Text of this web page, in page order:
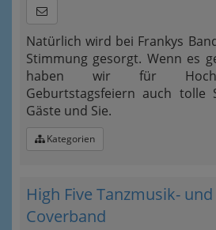
Natürlich wird bei Frankys
Stimmung gesorgt. Wenn es
haben wir für
Geburtstagsfeiern auch tolle
Gäste und Sie.
Kategorien
High Five Tanzmusik- und
Coverband